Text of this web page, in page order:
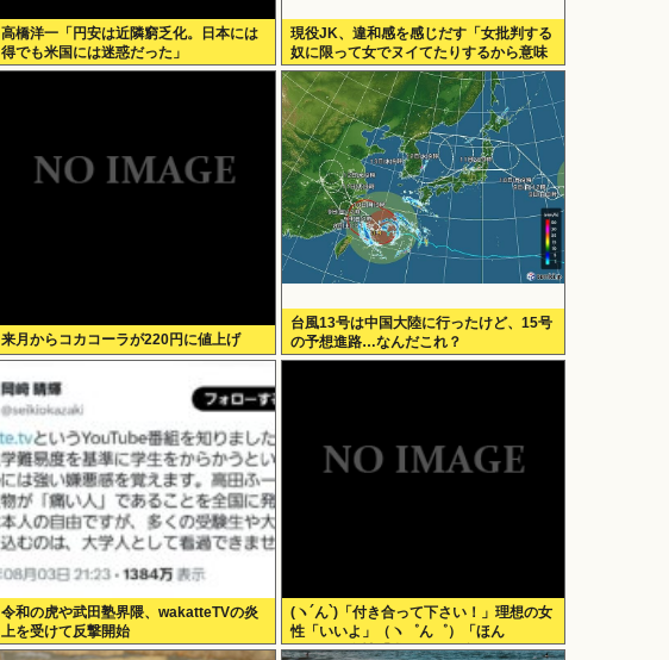
高橋洋一「円安は近隣窮乏化。日本には
得でも米国には迷惑だった」
現役JK、違和感を感じだす「女批判する
奴に限って女でヌイてたりするから意味
わからなくなってきた 」
来月からコカコーラが220円に値上げ
台風13号は中国大陸に行ったけど、15号
の予想進路…なんだこれ？
令和の虎や武田塾界隈、wakatteTVの炎
上を受けて反撃開始
(ヽ´ん`)「付き合って下さい！」理想の女
性「いいよ」（ヽ゜ん゜）「ほん
と！？」女性「私のうんち食べたらね」